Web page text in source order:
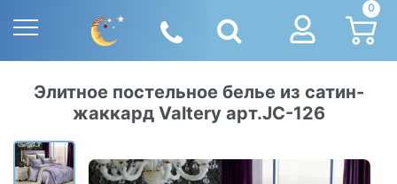
0
Элитное постельное белье из сатин-
жаккард Valtery арт.JC-126